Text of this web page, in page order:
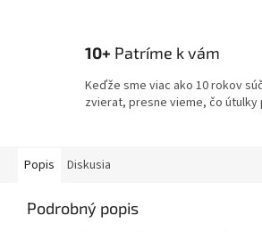
10+ Patríme k vám
Keďže sme viac ako 10 rokov
zvierat, presne vieme, čo útulky
Popis Diskusia
Podrobný popis